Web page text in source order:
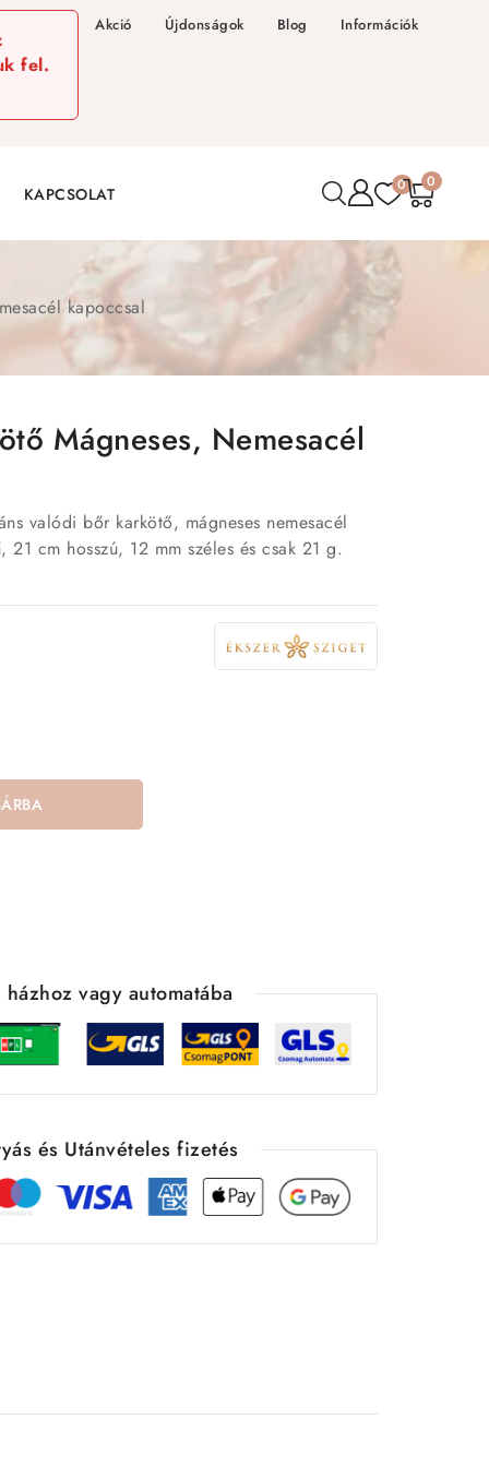
fel.
Akció Újdonságok Blog Információk
KAPCSOLAT 0 0
kapoccsal
Mágneses, Nemesacél
valódi bőr karkötő, mágneses nemesacél
cm hosszú, 12 mm széles és csak 21 g.
házhoz vagy automatába
és Utánvételes fizetés